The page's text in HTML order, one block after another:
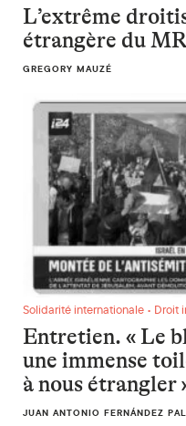
L’extrême
étrangère du MR
GREGORY MAUZÉ
Entretien. « Le blocus de
Solidarité internationale • Droit
Entretien. « Le
une immense
à nous étrangler
JUAN ANTONIO FERNÁNDEZ